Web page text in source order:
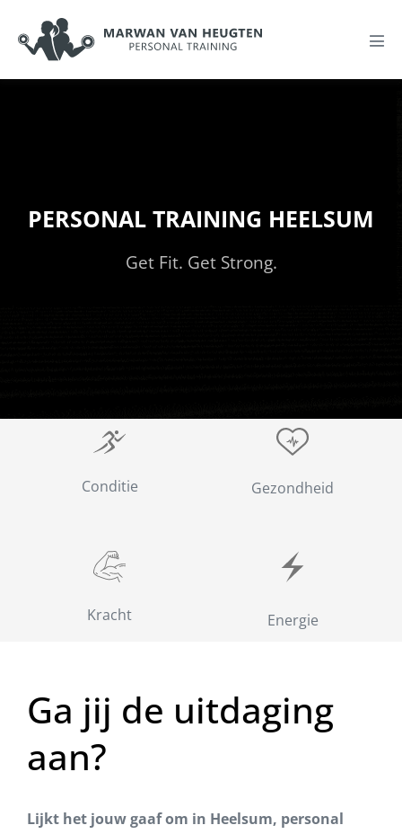
PERSONAL TRAINING HEELSUM
Get Fit. Get Strong.
Conditie Gezondheid
Kracht Energie
Ga jij de uitdaging
aan?
Lijkt het jouw gaaf om in Heelsum, personal